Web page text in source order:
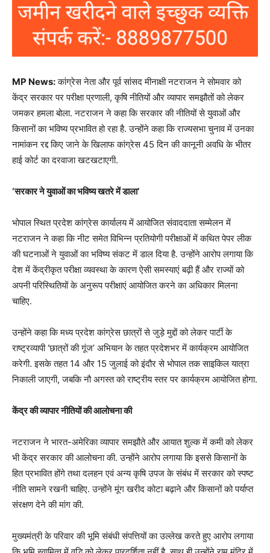
MP News:कांग्रेस नेता और पूर्व सांसद मीनाक्षी नटराजन ने सोमवार को
केंद्र सरकार पर परीक्षा प्रणाली, कृषि नीतियों और व्यापार समझौतों को लेकर
जमकर हमला बोला. नटराजन ने कहा कि सरकार की नीतियों से युवाओं और
किसानों का भविष्य प्रभावित हो रहा है. उन्होंने कहा कि राज्यसभा चुनाव में उनका
नामांकन रद्द किए जाने के खिलाफ कांग्रेस 45 दिन की कानूनी अवधि के भीतर
हाई कोर्ट का दरवाजा खटखटाएगी.
‘सरकार ने युवाओं का भविष्य खतरे में डाला’
भोपाल स्थित प्रदेश कांग्रेस कार्यालय में आयोजित संवाददाता सम्मेलन में
नटराजन ने कहा कि नीट समेत विभिन्न प्रतियोगी परीक्षाओं में कथित पेपर लीक
की घटनाओं ने युवाओं का भविष्य संकट में डाल दिया है. उन्होंने आरोप लगाया कि
देश में केंद्रीकृत परीक्षा व्यवस्था के कारण ऐसी समस्याएं बढ़ी हैं और राज्यों को
अपनी परिस्थितियों के अनुरूप परीक्षाएं आयोजित करने का अधिकार मिलना
चाहिए.
उन्होंने कहा कि मध्य प्रदेश कांग्रेस छात्रों से जुड़े मुद्दों को लेकर पार्टी के
राष्ट्रव्यापी ‘छात्रों की गूंज’ अभियान के तहत प्रदेशभर में कार्यक्रम आयोजित
करेगी. इसके तहत 14 और 15 जुलाई को इंदौर से भोपाल तक साइकिल यात्रा
निकाली जाएगी, जबकि नौ अगस्त को राष्ट्रीय स्तर पर कार्यक्रम आयोजित होगा.
केंद्र की व्यापार नीतियों की आलोचना की
नटराजन ने भारत-अमेरिका व्यापार समझौते और आयात शुल्क में कमी को लेकर
भी केंद्र सरकार की आलोचना की. उन्होंने आरोप लगाया कि इससे किसानों के
हित प्रभावित होंगे तथा दलहन एवं अन्य कृषि उपज के संबंध में सरकार को स्पष्ट
नीति सामने रखनी चाहिए. उन्होंने मूंग खरीद कोटा बढ़ाने और किसानों को पर्याप्त
संरक्षण देने की मांग की.
मुख्यमंत्री के परिवार की भूमि संबंधी संपत्तियों का उल्लेख करते हुए आरोप लगाया